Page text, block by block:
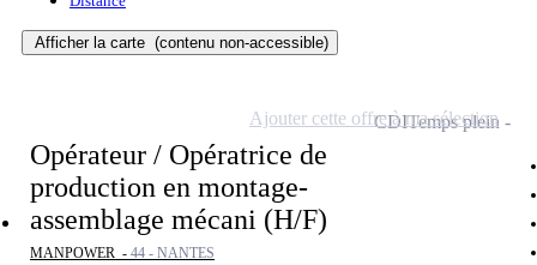
Afficher la carte (contenu non-accessible)
Opérateur / Opératrice de
production en montage-
assemblage mécani (H/F)
MANPOWER - 44 - NANTES
CDITemps plein
Ajouter cette offre à ma sélection